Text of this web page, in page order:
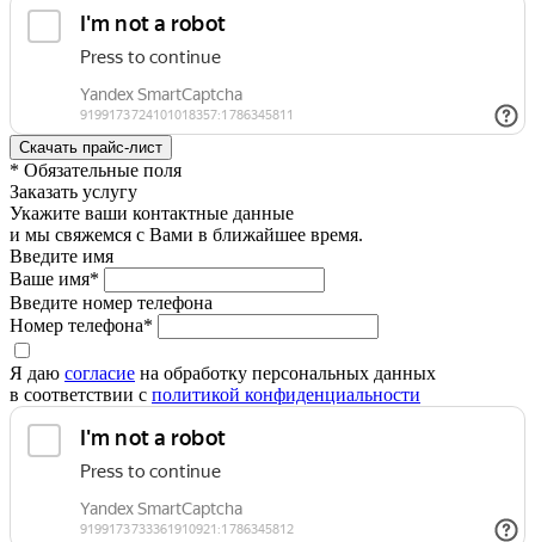
* Обязательные поля
Заказать услугу
Укажите ваши контактные данные
и мы свяжемся с Вами в ближайшее время.
Введите имя
Ваше имя*
Введите номер телефона
Номер телефона*
Я даю согласие на обработку персональных данных
в соответствии с политикой конфиденциальности